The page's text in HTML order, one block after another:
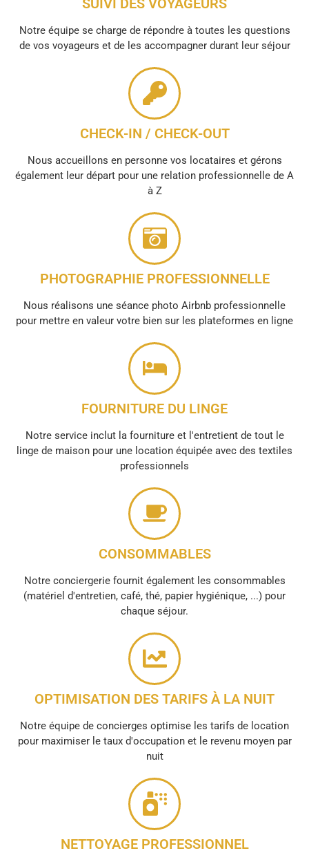
Notre équipe se charge de répondre à toutes les questions
de vos voyageurs et de les accompagner durant leur séjour
CHECK-IN / CHECK-OUT
Nous accueillons en personne vos locataires et gérons
également leur départ pour une relation professionnelle de A
à Z
PHOTOGRAPHIE PROFESSIONNELLE
Nous réalisons une séance photo Airbnb professionnelle
pour mettre en valeur votre bien sur les plateformes en ligne
FOURNITURE DU LINGE
Notre service inclut la fourniture et l'entretient de tout le
linge de maison pour une location équipée avec des textiles
professionnels
CONSOMMABLES
Notre conciergerie fournit également les consommables
(matériel d'entretien, café, thé, papier hygiénique, ...) pour
chaque séjour.
OPTIMISATION DES TARIFS À LA NUIT
Notre équipe de concierges optimise les tarifs de location
pour maximiser le taux d'occupation et le revenu moyen par
nuit
NETTOYAGE PROFESSIONNEL